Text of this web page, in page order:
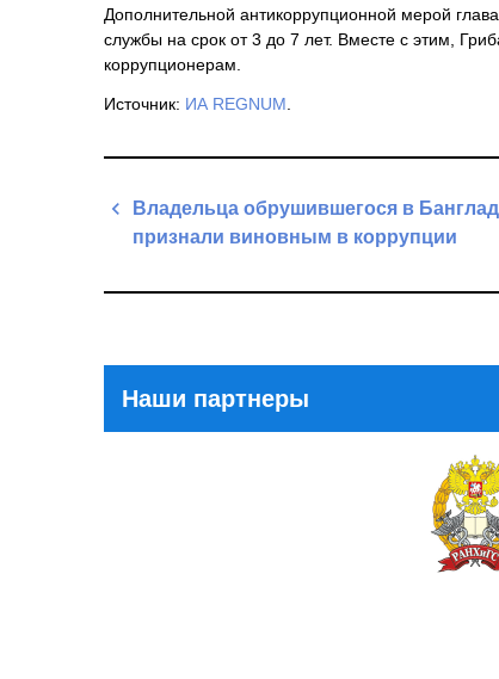
Дополнительной антикоррупционной мерой
службы на срок от 3 до 7 лет. Вместе с этим,
коррупционерам.
Источник: ИА REGNUM
Навигация
по
Владельца обрушившегося в
признали виновным в коррупции
Наши партнеры